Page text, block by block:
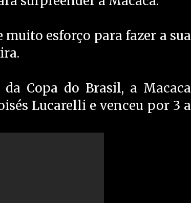
muito esforço para fazer a sua
Copa do Brasil, a Macaca
Lucarelli e venceu por 3 a